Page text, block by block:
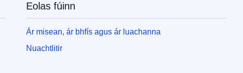
Eolas fúinn
Ár misean, ár bhfís agus ár luachanna
Nuachtlitir